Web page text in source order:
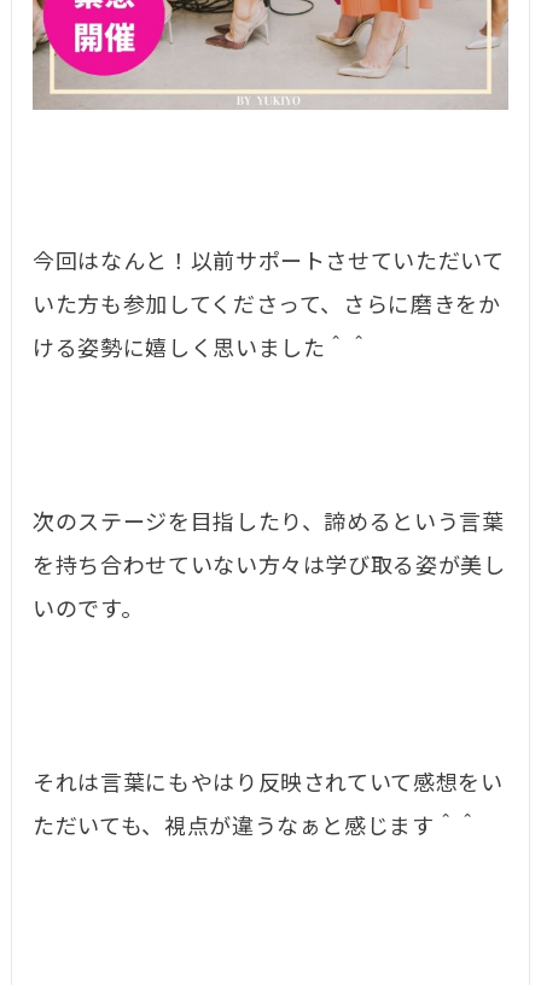
今回はなんと！以前サポートさせていただいて
いた方も参加してくださって、さらに磨きをか
ける姿勢に嬉しく思いました＾＾
次のステージを目指したり、諦めるという言葉
を持ち合わせていない方々は学び取る姿が美し
いのです。
それは言葉にもやはり反映されていて感想をい
ただいても、視点が違うなぁと感じます＾＾